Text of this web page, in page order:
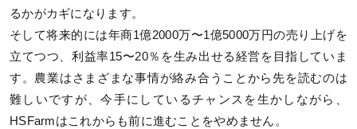
るかがカギになります。
そして将来的には年商1億2000万〜1億5000万円の売り上げを
立てつつ、利益率15〜20％を生み出せる経営を目指していま
す。農業はさまざまな事情が絡み合うことから先を読むのは
難しいですが、今手にしているチャンスを生かしながら、
HSFarmはこれからも前に進むことをやめません。